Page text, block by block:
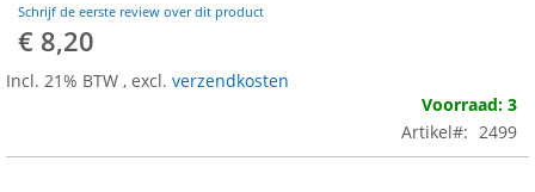
gallerij
Schrijf de eerste review over dit product
€ 8,20
Incl. 21% BTW , excl. verzendkosten
Voorraad: 3
Artikel
2499